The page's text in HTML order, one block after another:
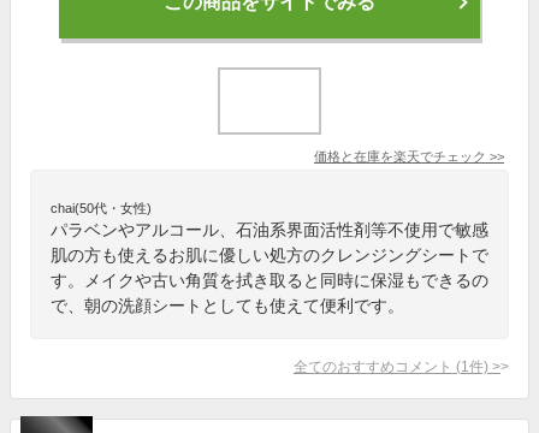
価格と在庫を楽天でチェック >>
chai(50代・女性)
パラベンやアルコール、石油系界面活性剤等不使用で敏感
肌の方も使えるお肌に優しい処方のクレンジングシートで
す。メイクや古い角質を拭き取ると同時に保湿もできるの
で、朝の洗顔シートとしても使えて便利です。
全てのおすすめコメント (1 件) >